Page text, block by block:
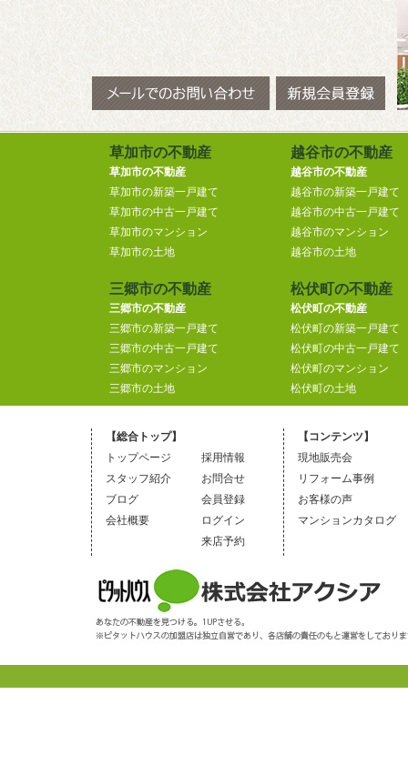
草加市の不動産
草加市の不動産
草加市の新築一戸建て
草加市の中古一戸建て
草加市のマンション
草加市の土地
越谷市の不動産
越谷市の不動産
越谷市の新築一戸建て
越谷市の中古一戸建て
越谷市のマンション
越谷市の土地
三郷市の不動産
三郷市の不動産
三郷市の新築一戸建て
三郷市の中古一戸建て
三郷市のマンション
三郷市の土地
松伏町の不動産
松伏町の不動産
松伏町の新築一戸建て
松伏町の中古一戸建て
松伏町のマンション
松伏町の土地
【総合トップ】
トップページ
スタッフ紹介
ブログ
会社概要
採用情報
お問合せ
会員登録
ログイン
来店予約
【コンテンツ】
現地販売会
リフォーム事例
お客様の声
マンションカタログ